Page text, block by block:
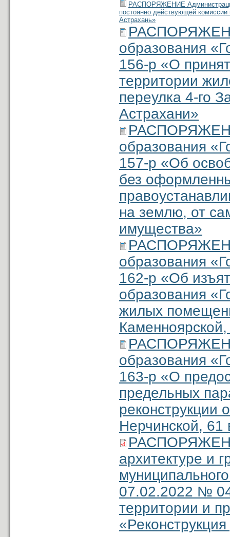
РАСПОРЯЖЕНИЕ
постоянно действующей комиссии
Астрахань»
образования
156-р «О
территории
переулка 4-го
Астрахани»
образования
157-р «Об
без
на землю, от
имущества»
образования
162-р «Об
образования
жилых
образования
163-р «О
предельных
реконструкции
Нерчинской, 61
архитектуре и
07.02.2022 №
территории и